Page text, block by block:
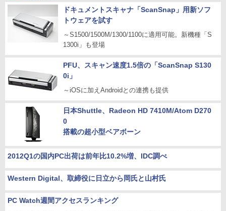
ドキュメントスキャナ「ScanSnap」用新ソフ
トウェアを試す
～S1500/1500M/1300/1100に適用可能。新機種「S
1300i」も登場
PFU、スキャン速度1.5倍の「ScanSnap S130
0i」
～iOSに加えAndroidとの連携も提供
日本Shuttle、Radeon HD 7410M/Atom D270
0
搭載の超小型ベアボーン
2012Q1の国内PC出荷は前年比10.2%増、IDC調べ
Western Digital、取締役に日立から岡氏と山村氏
PC Watch週間アクセスランキング